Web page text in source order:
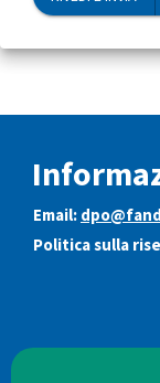
Email:
Politica sulla